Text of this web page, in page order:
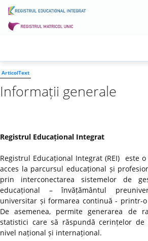
ArticolText
Informații generale
Registrul Educațional Integrat
Registrul Educațional Integrat (REI) este
acces la parcursul educațional și
prin interconectarea sistemelor de
educațional – învățământul
universitar și formarea continuă - printr-
De asemenea, permite generarea de
statistici care să răspundă cerințelor de
nivel național și internațional.